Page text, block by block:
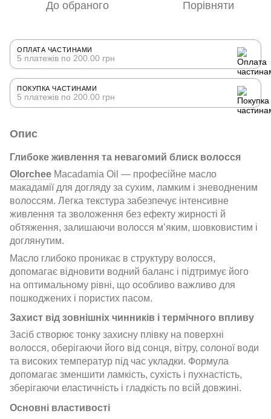
До обраного Порівняти
ОПЛАТА ЧАСТИНАМИ
5 платежів по 200.00 грн
ПОКУПКА ЧАСТИНАМИ
5 платежів по 200.00 грн
Опис
Глибоке живлення та невагомий блиск волосся
Olorchee Macadamia Oil — професійне масло
макадамії для догляду за сухим, ламким і зневодненим
волоссям. Легка текстура забезпечує інтенсивне
живлення та зволоження без ефекту жирності й
обтяження, залишаючи волосся м’яким, шовковистим і
доглянутим.
Масло глибоко проникає в структуру волосся,
допомагає відновити водний баланс і підтримує його
на оптимальному рівні, що особливо важливо для
пошкоджених і пористих пасом.
Захист від зовнішніх чинників і термічного впливу
Засіб створює тонку захисну плівку на поверхні
волосся, оберігаючи його від сонця, вітру, солоної води
та високих температур під час укладки. Формула
допомагає зменшити ламкість, сухість і пухнастість,
зберігаючи еластичність і гладкість по всій довжині.
Основні властивості